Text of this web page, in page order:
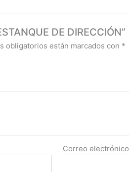
DE DIRECCIÓN”
obligatorios están marcados con *
Correo electrónico